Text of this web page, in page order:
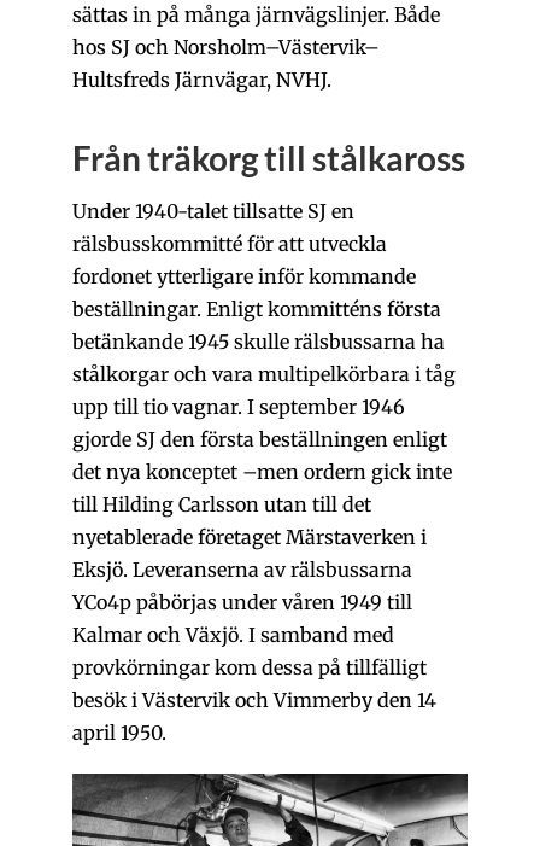
sättas in på många järnvägslinjer. Både
hos SJ och Norsholm–Västervik–
Hultsfreds Järnvägar, NVHJ.
Från träkorg till stålkaross
Under 1940-talet tillsatte SJ en
rälsbusskommitté för att utveckla
fordonet ytterligare inför kommande
beställningar. Enligt kommitténs första
betänkande 1945 skulle rälsbussarna ha
stålkorgar och vara multipelkörbara i tåg
upp till tio vagnar. I september 1946
gjorde SJ den första beställningen enligt
det nya konceptet –men ordern gick inte
till Hilding Carlsson utan till det
nyetablerade företaget Märstaverken i
Eksjö. Leveranserna av rälsbussarna
YCo4p påbörjas under våren 1949 till
Kalmar och Växjö. I samband med
provkörningar kom dessa på tillfälligt
besök i Västervik och Vimmerby den 14
april 1950.